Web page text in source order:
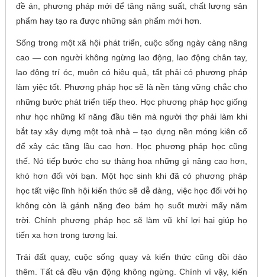
đề án, phương pháp mới để tăng năng suất, chất lượng sản
phẩm hay tạo ra được những sản phẩm mới hơn.
Sống trong một xã hội phát triển, cuộc sống ngày càng nâng
cao — con người không ngừng lao động, lao động chân tay,
lao động trí óc, muôn có hiệu quả, tất phải có phương pháp
làm yiệc tốt. Phương pháp học sẽ là nền tảng vững chắc cho
những bước phát triển tiếp theo. Học phương pháp học giống
như học những kĩ năng đầu tiên mà người thợ phải làm khi
bắt tay xây dựng một toà nhà – tạo dựng nền móng kiên cố
để xây các tầng lầu cao hơn. Học phương pháp học cũng
thế. Nó tiếp bước cho sự thàng hoa những gì nâng cao hơn,
khó hơn đối với bạn. Một học sinh khi đã có phương pháp
học tất việc lĩnh hội kiến thức sẽ dễ dàng, việc học đối với họ
không còn là gánh nặng đeo bám họ suốt mười mấy năm
trời. Chính phương pháp học sẽ làm vũ khí lợi hại giúp họ
tiến xa hơn trong tương lai.
Trái đất quay, cuộc sống quay và kiến thức cũng dồi dào
thêm. Tất cả đều vận động không ngừng. Chính vì vậy, kiến